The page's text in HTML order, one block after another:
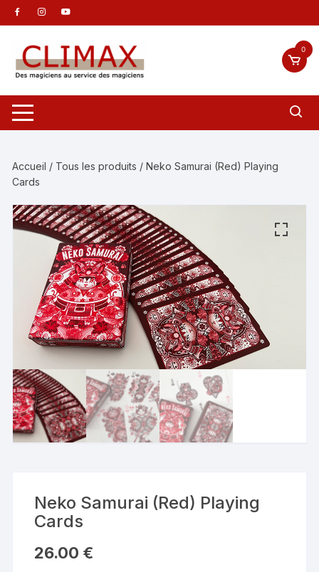
Aller
au
contenu
0
Accueil / Tous les produits / Neko Samurai (Red) Playing
Cards
Neko Samurai (Red) Playing
Cards
26.00 €